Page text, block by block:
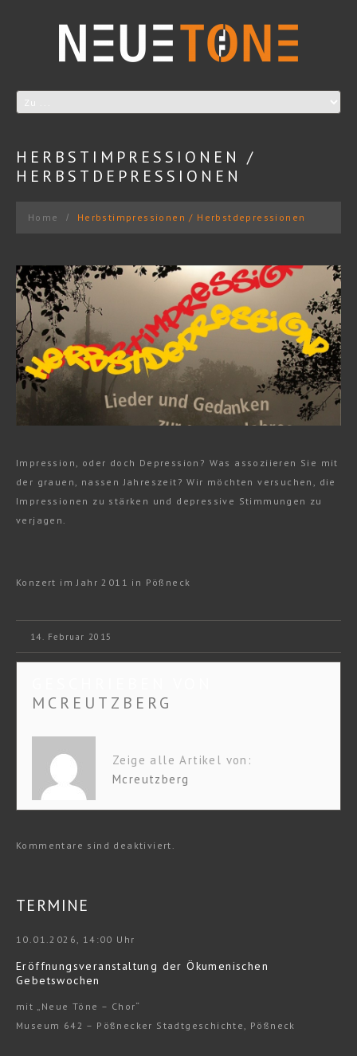
HERBSTIMPRESSIONEN /
HERBSTDEPRESSIONEN
Home Herbstimpressionen / Herbstdepressionen
Impression, oder doch Depression? Was assoziieren Sie mit
der grauen, nassen Jahreszeit? Wir möchten versuchen, die
Impressionen zu stärken und depressive Stimmungen zu
verjagen.
Konzert im Jahr 2011 in Pößneck
14. Februar 2015
MCREUTZBERG
Zeige alle Artikel von:
Mcreutzberg
Kommentare sind deaktiviert.
TERMINE
10.01.2026, 14:00 Uhr
Eröffnungsveranstaltung der Ökumenischen
Gebetswochen
mit „Neue Töne – Chor“
Museum 642 – Pößnecker Stadtgeschichte, Pößneck